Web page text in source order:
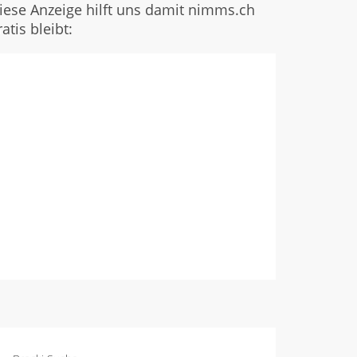
Anzeige hilft uns damit nimms.ch
bleibt: